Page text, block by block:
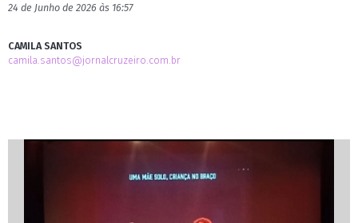
24 de Junho de 2026 às 16:57
CAMILA SANTOS
camila.santos@jornalcruzeiro.com.br